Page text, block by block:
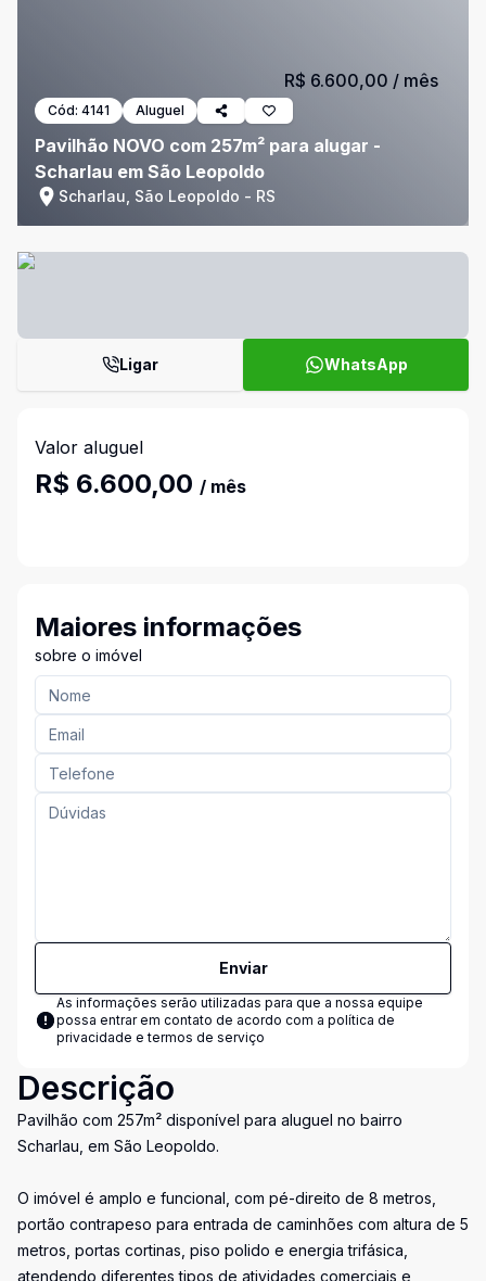
Cód: 4141 Aluguel
Pavilhão NOVO com 257m² para alugar -
Scharlau em São Leopoldo
Scharlau, São Leopoldo - RS
R$ 6.600,00 / mês
Ligar WhatsApp
Valor aluguel
R$ 6.600,00 / mês
Maiores informações
sobre o imóvel
Enviar
As informações serão utilizadas para que a nossa equipe
possa entrar em contato de acordo com a política de
privacidade e termos de serviço
Descrição
Pavilhão com 257m² disponível para aluguel no bairro
Scharlau, em São Leopoldo.
O imóvel é amplo e funcional, com pé-direito de 8 metros,
portão contrapeso para entrada de caminhões com altura de 5
metros, portas cortinas, piso polido e energia trifásica,
atendendo diferentes tipos de atividades comerciais e